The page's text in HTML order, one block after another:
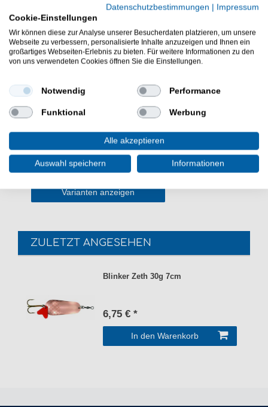
Berkley Gulp! Nightcrawler - 10
Gummiwürmer
UVP 13,99 €
ab 11,01 € *
Varianten anzeigen
ZULETZT ANGESEHEN
Blinker Zeth 30g 7cm
6,75 € *
In den Warenkorb
Datenschutzbestimmungen | Impressum
Cookie-Einstellungen
Wir können diese zur Analyse unserer Besucherdaten platzieren, um unsere
Webseite zu verbessern, personalisierte Inhalte anzuzeigen und Ihnen ein
großartiges Webseiten-Erlebnis zu bieten. Für weitere Informationen zu den
von uns verwendeten Cookies öffnen Sie die Einstellungen.
Notwendig Performance
Funktional Werbung
Alle akzeptieren
Auswahl speichern Informationen